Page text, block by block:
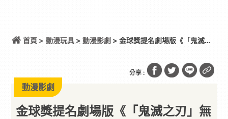
首頁 > 動漫玩具> 動漫影劇 > 金球獎提名劇場版《「鬼滅之
分享 :
動漫影劇
金球獎提名劇場版《「鬼滅之刃」無